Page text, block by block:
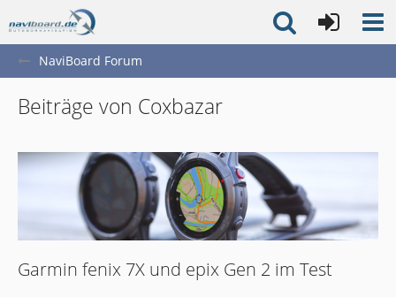
NaviBoard Forum
Beiträge von Coxbazar
Garmin fenix 7X und epix Gen 2 im Test